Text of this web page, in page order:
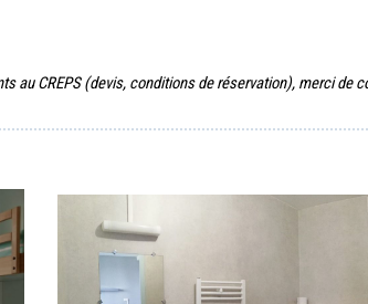
au CREPS (devis, conditions de réservation), merci